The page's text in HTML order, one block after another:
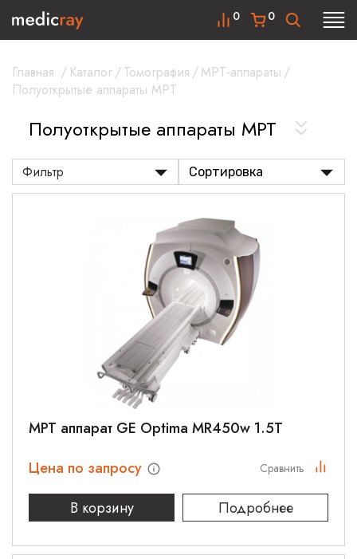
0
0
Главная / Каталог/Томография /МРТ-аппараты /
Полуоткрытые аппараты МРТ
Полуоткрытые аппараты МРТ
Фильтр Сортировка
МРТ аппарат GE Optima MR450w 1.5T
Цена по запросу
В корзину
Подробнее
Сравнить